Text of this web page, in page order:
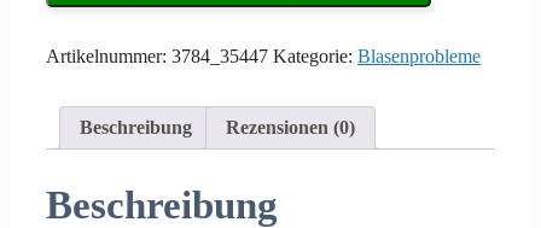
Artikelnummer: 3784_35447 Kategorie: Blasenprobleme
Beschreibung Rezensionen (0)
Beschreibung